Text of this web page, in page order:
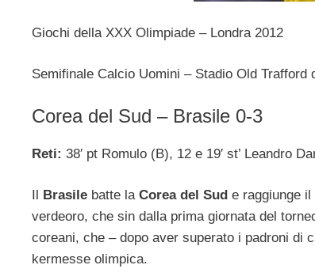
Giochi della XXX Olimpiade – Londra 2012
Semifinale Calcio Uomini – Stadio Old Trafford
Corea del Sud – Brasile 0-3
Reti: 38′ pt Romulo (B), 12 e 19′ st’ Leandro
Brasile batte laCorea del Sud e raggiunge
verdeoro, che sin dalla prima giornata del
coreani, che – dopo aver superato i padroni di
kermesse olimpica.